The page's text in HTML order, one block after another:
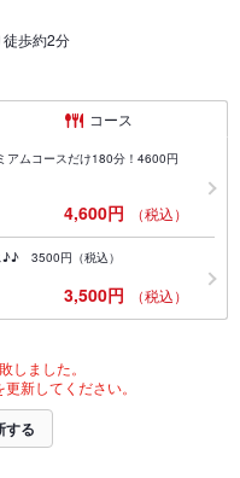
徒歩約2分
コース
アムコースだけ180分！4600円
4,600円 （税込）
♪♪ 3500円（税込）
3,500円 （税込）
しました。
新してください。
する